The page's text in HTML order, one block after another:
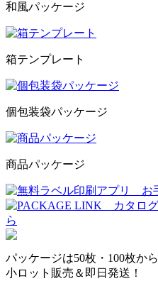
和風パッケージ
箱テンプレート
個包装袋パッケージ
商品パッケージ
パッケージは50枚・100枚から
小ロット販売＆即日発送！